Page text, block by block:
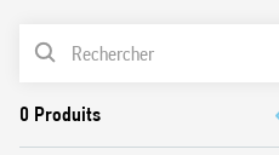
Utilisation dans n’importe
détection de mouvement
LISTE DES PRODUITS
CERTIFICATIONS